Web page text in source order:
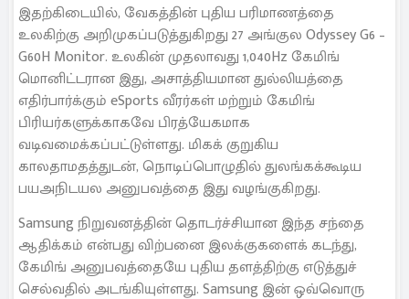
இதற்கிடையில், வேகத்தின் புதிய பரிமாணத்தை
உலகிற்கு அறிமுகப்படுத்துகிறது 27 அங்குல Odyssey G6 –
G60H Monitor. உலகின் முதலாவது 1,040Hz கேமிங்
மொனிட்டரான இது, அசாத்தியமான துல்லியத்தை
எதிர்பார்க்கும் eSports வீரர்கள் மற்றும் கேமிங்
பிரியர்களுக்காகவே பிரத்யேகமாக
வடிவமைக்கப்பட்டுள்ளது. மிகக் குறுகிய
காலதாமதத்துடன், நொடிப்பொழுதில் துலங்கக்கூடிய
பயஅநிடயல அனுபவத்தை இது வழங்குகிறது.
Samsung நிறுவனத்தின் தொடர்ச்சியான இந்த சந்தை
ஆதிக்கம் என்பது விற்பனை இலக்குகளைக் கடந்து,
கேமிங் அனுபவத்தையே புதிய தளத்திற்கு எடுத்துச்
செல்வதில் அடங்கியுள்ளது. Samsung இன் ஒவ்வொரு